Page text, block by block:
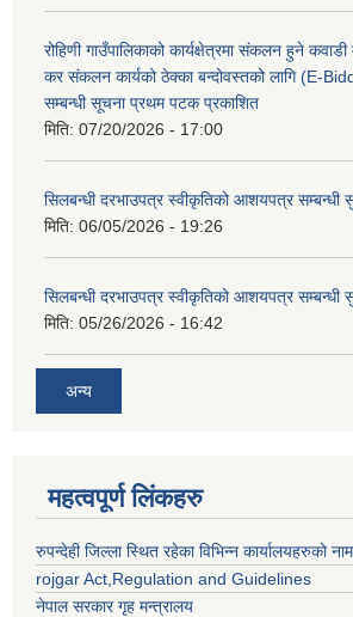
रोहिणी गाउँपालिकाको कार्यक्षेत्रमा संकलन हुने
कर संकलन कार्यको ठेक्का बन्दोवस्तको लागि (E-
सम्बन्धी सूचना प्रथम पटक प्रकाशित
मिति: 07/20/2026 - 17:00
सिलबन्धी दरभाउपत्र स्वीकृतिको आशयपत्र सम्बन्धी
मिति: 06/05/2026 - 19:26
सिलबन्धी दरभाउपत्र स्वीकृतिको आशयपत्र सम्बन्धी
मिति: 05/26/2026 - 16:42
अन्य
महत्वपूर्ण लिंकहरु
रुपन्देही जिल्ला स्थित रहेका विभिन्न कार्यालयहरुको
rojgar Act,Regulation and Guidelines
नेपाल सरकार गृह मन्त्रालय